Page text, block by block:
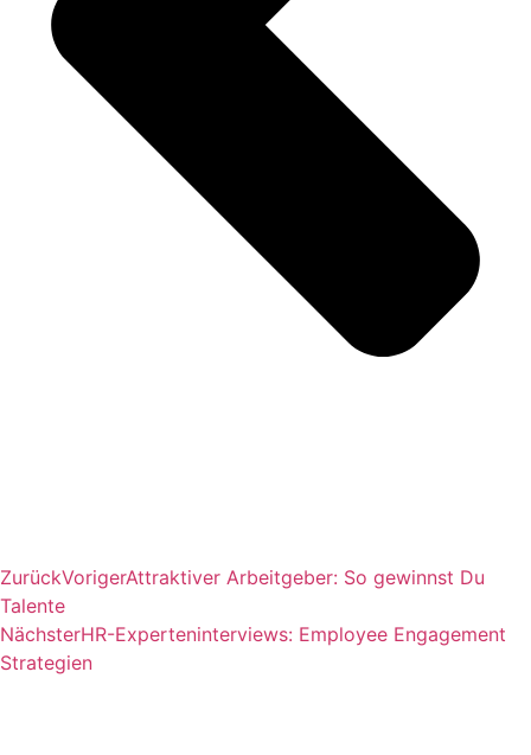
ZurückVorigerAttraktiver Arbeitgeber: So gewinnst Du
Talente
NächsterHR-Experteninterviews: Employee Engagement
Strategien